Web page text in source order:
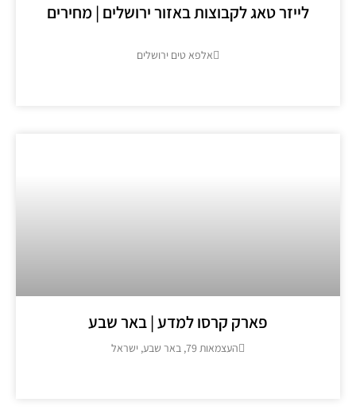
לייזר טאג לקבוצות באזור ירושלים | מחירים
אלפא טים ירושלים
פארק קרסו למדע | באר שבע
העצמאות 79, באר שבע, ישראל